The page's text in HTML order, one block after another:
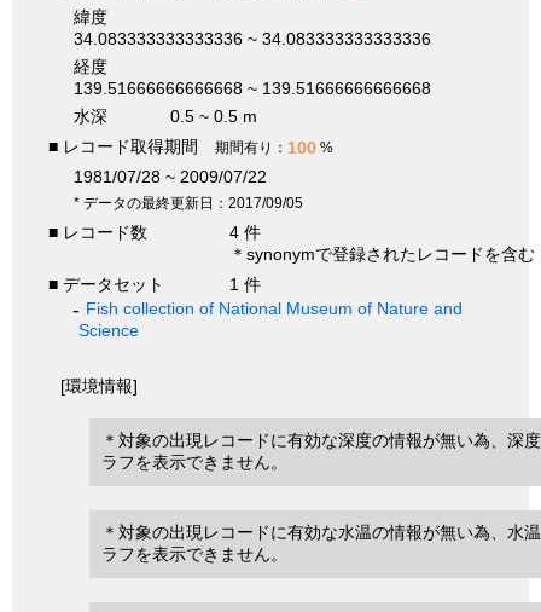
緯度
34.083333333333336 ~ 34.083333333333336
経度
139.51666666666668 ~ 139.51666666666668
水深
0.5 ~ 0.5 m
■ レコード取得期間
期間有り： 100 %
1981/07/28 ~ 2009/07/22
* データの最終更新日：2017/09/05
■ レコード数
4 件
＊synonymで登録されたレコードを含む
■ データセット
1 件
Fish collection of National Museum of Nature and
Science
[環境情報]
＊対象の出現レコードに有効な深度の情報が無い為、深
ラフを表示できません。
＊対象の出現レコードに有効な水温の情報が無い為、水
ラフを表示できません。